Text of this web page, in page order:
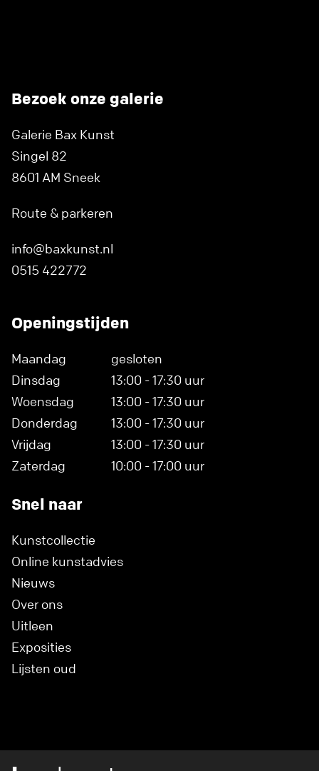
Bezoek onze galerie
Galerie Bax Kunst
Singel 82
8601 AM Sneek
Route & parkeren
info@baxkunst.nl
0515 422772
Openingstijden
Maandag
gesloten
Dinsdag
13:00 - 17:30 uur
Woensdag
13:00 - 17:30 uur
Donderdag
13:00 - 17:30 uur
Vrijdag
13:00 - 17:30 uur
Zaterdag
10:00 - 17:00 uur
Snel naar
Kunstcollectie
Online kunstadvies
Nieuws
Over ons
Uitleen
Exposities
Lijsten oud